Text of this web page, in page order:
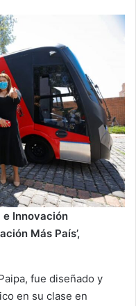
e Innovación
Más País’,
fue diseñado y
en su clase en